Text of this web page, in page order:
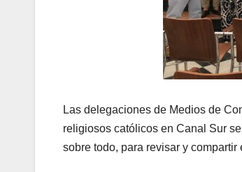
Las delegaciones de Medios de
religiosos católicos en Canal Sur
sobre todo, para revisar y